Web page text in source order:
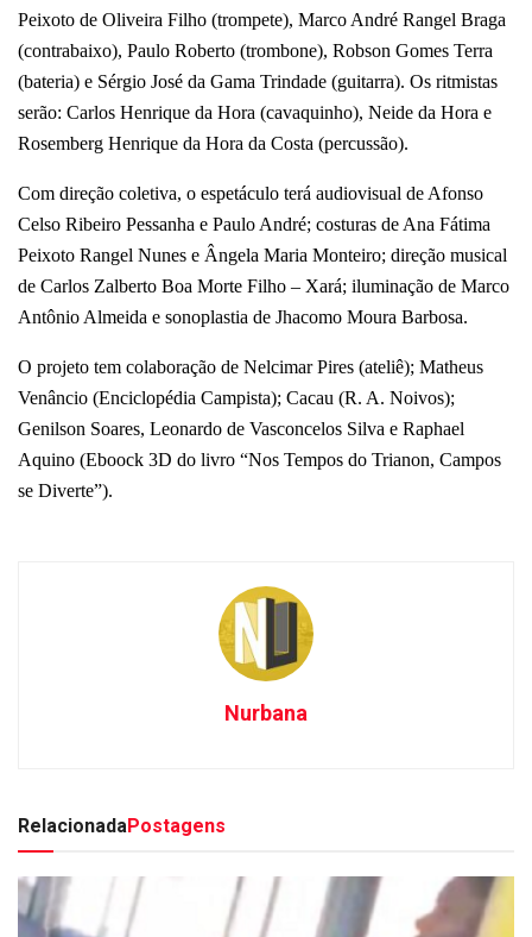
Peixoto de Oliveira Filho (trompete), Marco André Rangel Braga
(contrabaixo), Paulo Roberto (trombone), Robson Gomes Terra
(bateria) e Sérgio José da Gama Trindade (guitarra). Os ritmistas
serão: Carlos Henrique da Hora (cavaquinho), Neide da Hora e
Rosemberg Henrique da Hora da Costa (percussão).
Com direção coletiva, o espetáculo terá audiovisual de Afonso
Celso Ribeiro Pessanha e Paulo André; costuras de Ana Fátima
Peixoto Rangel Nunes e Ângela Maria Monteiro; direção musical
de Carlos Zalberto Boa Morte Filho – Xará; iluminação de Marco
Antônio Almeida e sonoplastia de Jhacomo Moura Barbosa.
O projeto tem colaboração de Nelcimar Pires (ateliê); Matheus
Venâncio (Enciclopédia Campista); Cacau (R. A. Noivos);
Genilson Soares, Leonardo de Vasconcelos Silva e Raphael
Aquino (Eboock 3D do livro “Nos Tempos do Trianon, Campos
se Diverte”).
Nurbana
RelacionadaPostagens